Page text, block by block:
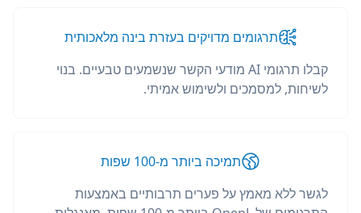
תרגומים מדויקים בעזרת בינה מלאכותית
קבלו תרגומי AI מודעי הקשר שנשמעים טבעיים. בנוי
לשיחות, למסמכים ולשימוש אמיתי.
תמיכה ביותר מ-100 שפות
לגשר ללא מאמץ על פערים תרבותיים באמצעות